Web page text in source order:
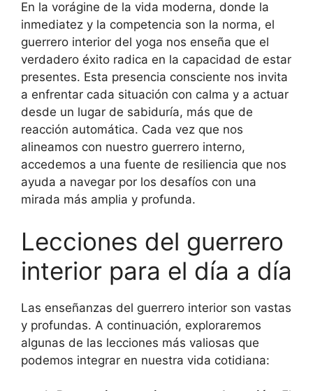
En la vorágine de la vida moderna, donde la
inmediatez y la competencia son la norma, el
guerrero interior del yoga nos enseña que el
verdadero éxito radica en la capacidad de estar
presentes. Esta presencia consciente nos invita
a enfrentar cada situación con calma y a actuar
desde un lugar de sabiduría, más que de
reacción automática. Cada vez que nos
alineamos con nuestro guerrero interno,
accedemos a una fuente de resiliencia que nos
ayuda a navegar por los desafíos con una
mirada más amplia y profunda.
Lecciones del guerrero
interior para el día a día
Las enseñanzas del guerrero interior son vastas
y profundas. A continuación, exploraremos
algunas de las lecciones más valiosas que
podemos integrar en nuestra vida cotidiana: